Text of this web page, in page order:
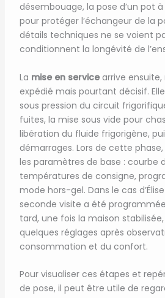
désembouage, la pose d’un pot
pour protéger l’échangeur de la
détails techniques ne se voient
conditionnent la longévité de
La mise en servicearrive
expédié mais pourtant décisif.
sous pression du circuit
fuites, la mise sous vide pour
libération du fluide frigorigène,
démarrages. Lors de cette
les paramètres de base : courbe
températures de consigne,
mode hors-gel. Dans le cas
seconde visite a été
tard, une fois la maison
quelques réglages après
consommation et du confort.
Pour visualiser ces étapes et
de pose, il peut être utile de